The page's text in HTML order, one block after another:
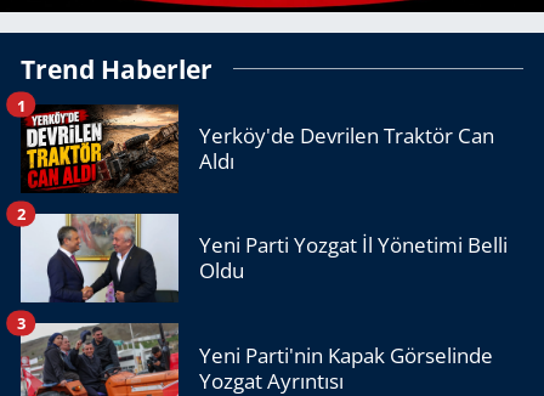
Trend Haberler
Yerköy'de Devrilen Traktör Can
Aldı
1
Yeni Parti Yozgat İl Yönetimi Belli
Oldu
2
Yeni Parti'nin Kapak Görselinde
Yozgat Ayrıntısı
3